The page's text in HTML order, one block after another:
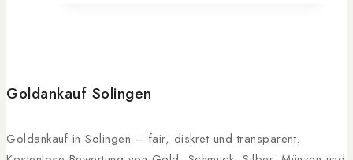
Goldankauf Solingen
Goldankauf in Solingen – fair, diskret und transparent.